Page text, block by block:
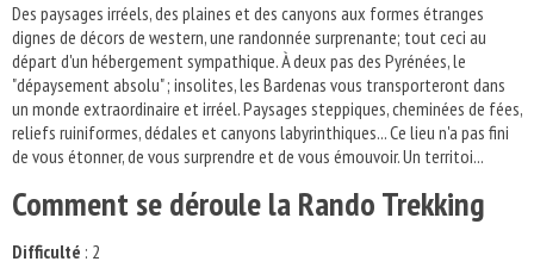
Des paysages irréels, des plaines et des canyons aux formes étranges
dignes de décors de western, une randonnée surprenante; tout ceci au
départ d'un hébergement sympathique. À deux pas des Pyrénées, le
"dépaysement absolu" ; insolites, les Bardenas vous transporteront dans
un monde extraordinaire et irréel. Paysages steppiques, cheminées de fées,
reliefs ruiniformes, dédales et canyons labyrinthiques... Ce lieu n'a pas fini
de vous étonner, de vous surprendre et de vous émouvoir. Un territoi...
Comment se déroule la Rando Trekking
Difficulté : 2